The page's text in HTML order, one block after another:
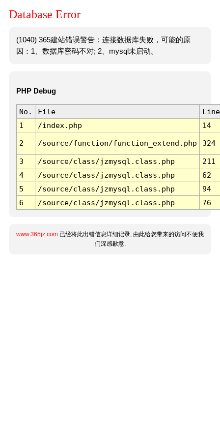
Database Error
(1040) 365建站错误警告：连接数据库失败，可能的原
因：1、数据库密码不对; 2、mysql未启动。
PHP Debug
No. File
Line
1
/index.php 14
2 /source/function/function_extend.php 324
3 /source/class/jzmysql.class.php
211
4
/source/class/jzmysql.class.php
62
5
/source/class/jzmysql.class.php
94
6
/source/class/jzmysql.class.php 76
www.365jz.com 已经将此出错信息详细记录, 由此给您带来的访问不便我
们深感歉意.